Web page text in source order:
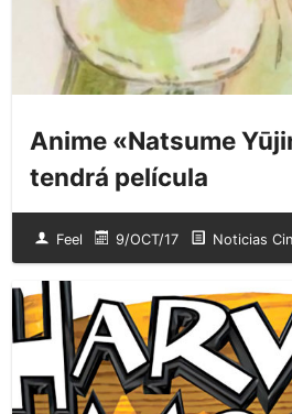
Anime «Natsume
tendrá película
Feel 9/OCT/17 Noticias